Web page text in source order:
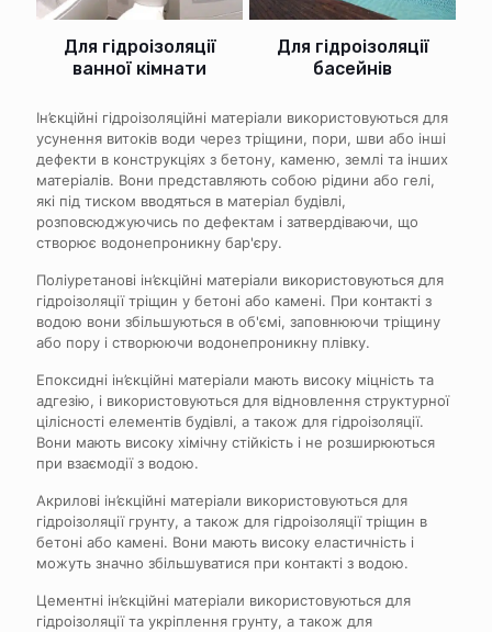
Для гідроізоляції
ванної кімнати
Для гідроізоляції
басейнів
Ін’єкційні гідроізоляційні матеріали використовуються для
усунення витоків води через тріщини, пори, шви або інші
дефекти в конструкціях з бетону, каменю, землі та інших
матеріалів. Вони представляють собою рідини або гелі,
які під тиском вводяться в матеріал будівлі,
розповсюджуючись по дефектам і затвердіваючи, що
створює водонепроникну бар'єру.
Поліуретанові ін’єкційні матеріали використовуються для
гідроізоляції тріщин у бетоні або камені. При контакті з
водою вони збільшуються в об'ємі, заповнюючи тріщину
або пору і створюючи водонепроникну плівку.
Епоксидні ін’єкційні матеріали мають високу міцність та
адгезію, і використовуються для відновлення структурної
цілісності елементів будівлі, а також для гідроізоляції.
Вони мають високу хімічну стійкість і не розширюються
при взаємодії з водою.
Акрилові ін’єкційні матеріали використовуються для
гідроізоляції грунту, а також для гідроізоляції тріщин в
бетоні або камені. Вони мають високу еластичність і
можуть значно збільшуватися при контакті з водою.
Цементні ін’єкційні матеріали використовуються для
гідроізоляції та укріплення грунту, а також для